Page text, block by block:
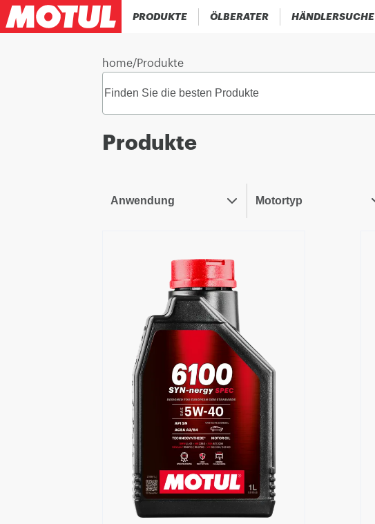
PRODUKTE ÖLBERATER HÄNDLERSUCHE
home/Produkte
Produkte
Anwendung Motortyp